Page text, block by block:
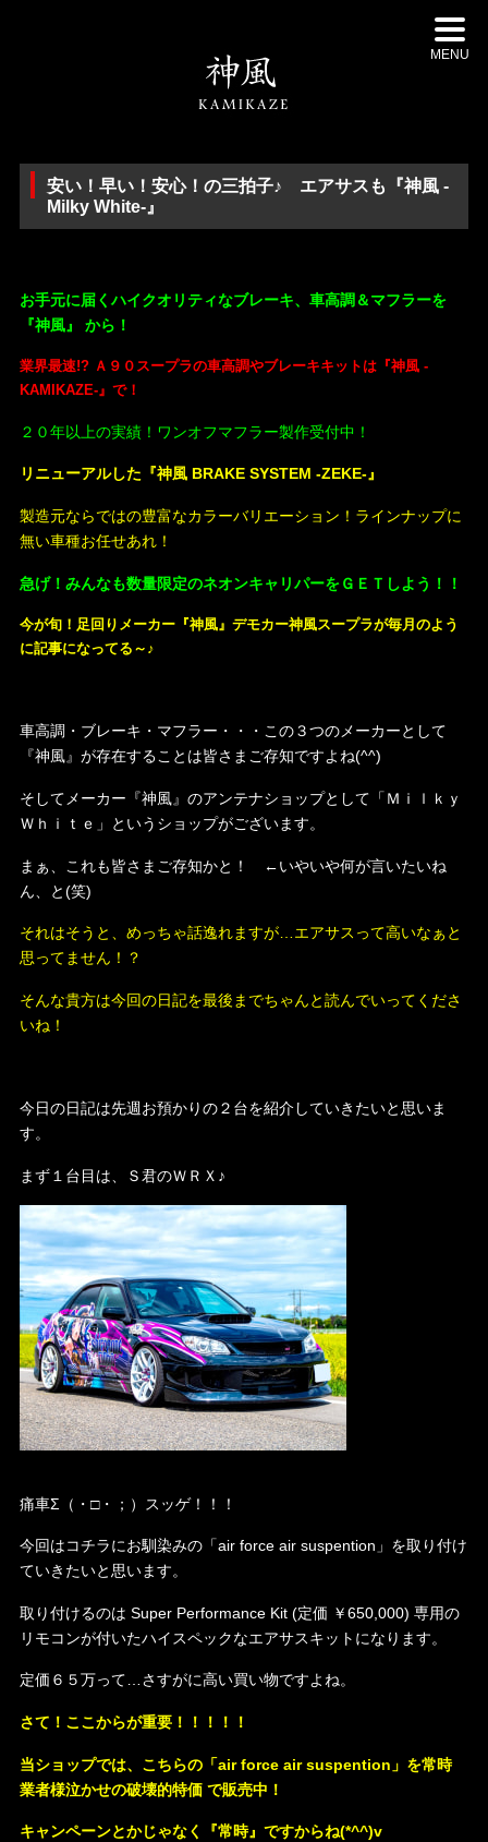
MENU
安い！早い！安心！の三拍子♪ エアサスも『神風 -
Milky White-』
お手元に届くハイクオリティなブレーキ、車高調＆マフラーを
『神風』 から！
業界最速!? Ａ９０スープラの車高調やブレーキキットは『神風 -
KAMIKAZE-』で！
２０年以上の実績！ワンオフマフラー製作受付中！
リニューアルした『神風 BRAKE SYSTEM -ZEKE-』
製造元ならではの豊富なカラーバリエーション！ラインナップに
無い車種お任せあれ！
急げ！みんなも数量限定のネオンキャリパーをＧＥＴしよう！！
今が旬！足回りメーカー『神風』デモカー神風スープラが毎月のよう
に記事になってる～♪
車高調・ブレーキ・マフラー・・・この３つのメーカーとして
『神風』が存在することは皆さまご存知ですよね(^^)
そしてメーカー『神風』のアンテナショップとして「Ｍｉｌｋｙ
Ｗｈｉｔｅ」というショップがございます。
まぁ、これも皆さまご存知かと！ ←いやいや何が言いたいね
ん、と(笑)
それはそうと、めっちゃ話逸れますが…エアサスって高いなぁと
思ってません！？
そんな貴方は今回の日記を最後までちゃんと読んでいってくださ
いね！
今日の日記は先週お預かりの２台を紹介していきたいと思いま
す。
まず１台目は、Ｓ君のＷＲＸ♪
痛車Σ（・□・；）スッゲ！！！
今回はコチラにお馴染みの「air force air suspention」を取り付け
ていきたいと思います。
取り付けるのは Super Performance Kit (定価 ￥650,000) 専用の
リモコンが付いたハイスペックなエアサスキットになります。
定価６５万って…さすがに高い買い物ですよね。
さて！ここからが重要！！！！！
当ショップでは、こちらの「air force air suspention」を常時
業者様泣かせの破壊的特価 で販売中！
キャンペーンとかじゃなく『常時』ですからね(*^^)v